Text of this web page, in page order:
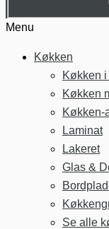
Menu
Køkken
Køkken
Køkken
Køkken-
Laminat
Lakeret
Glas &
Se alle